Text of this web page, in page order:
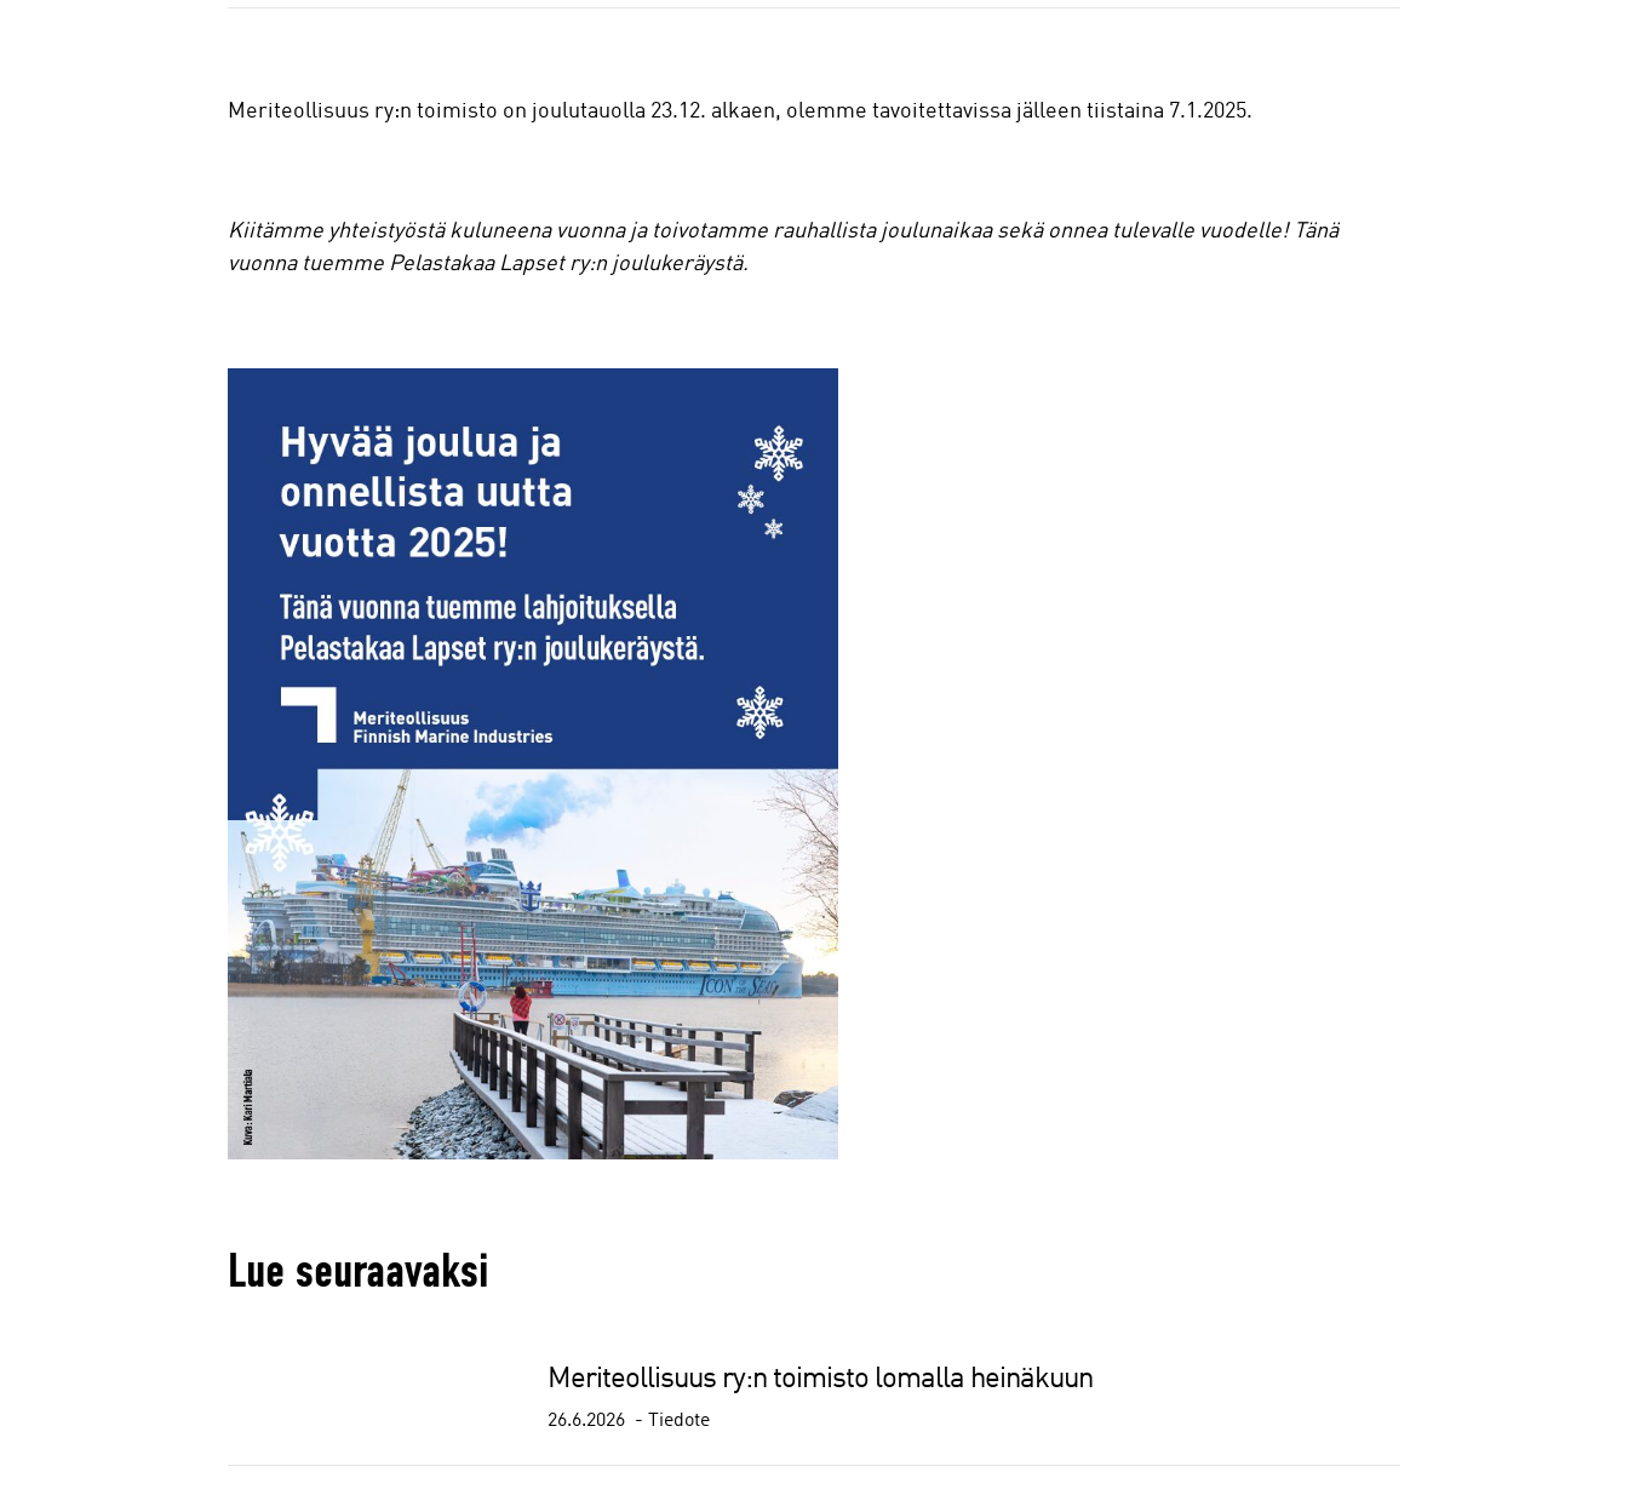
a
Meriteollisuus ry:n toimisto on joulutauolla 23.12. alkaen, olemme tavoitettavissa jälleen tiistaina 7.1.2025.
Kiitämme yhteistyöstä kuluneena vuonna ja toivotamme rauhallista joulunaikaa sekä onnea tulevalle vuodelle! Tänä
vuonna tuemme Pelastakaa Lapset ry:n joulukeräystä.
Lue seuraavaksi
Meriteollisuus ry:n toimisto lomalla heinäkuun
26.6.2026 Tiedote